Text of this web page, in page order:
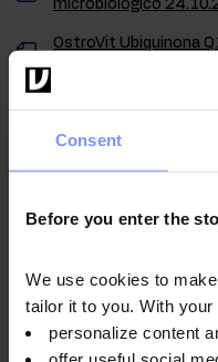
Consent
Before you enter the
We use cookies to
tailor it to you. With
personalize content
microbiológico
OstroVit Ubiquinona
Información